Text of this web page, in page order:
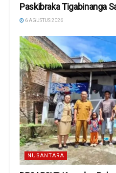
Paskibraka Tigabinanga
6 AGUSTUS 2026
NUSANTARA